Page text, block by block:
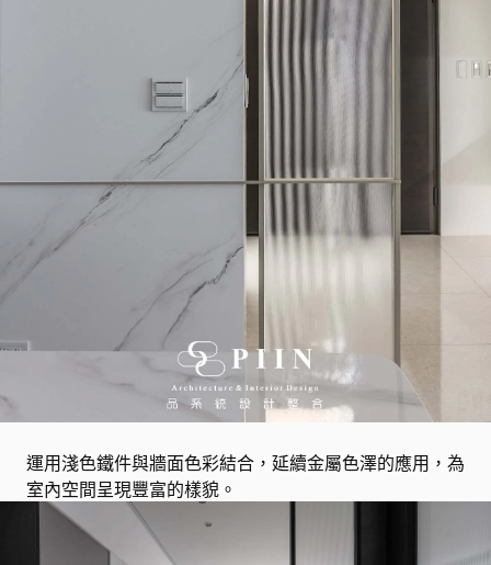
運用淺色鐵件與牆面色彩結合，延續金屬色澤的應用，為
室內空間呈現豐富的樣貌。